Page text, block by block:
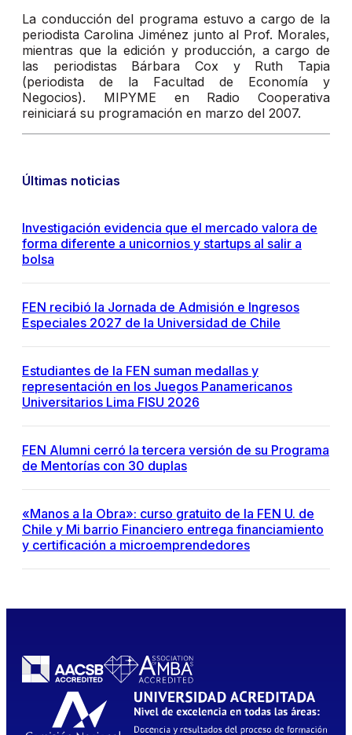
La conducción del programa estuvo a cargo de la
periodista Carolina Jiménez junto al Prof. Morales,
mientras que la edición y producción, a cargo de
las periodistas Bárbara Cox y Ruth Tapia
(periodista de la Facultad de Economía y
Negocios). MIPYME en Radio Cooperativa
reiniciará su programación en marzo del 2007.
Últimas noticias
Investigación evidencia que el mercado valora de
forma diferente a unicornios y startups al salir a
bolsa
FEN recibió la Jornada de Admisión e Ingresos
Especiales 2027 de la Universidad de Chile
Estudiantes de la FEN suman medallas y
representación en los Juegos Panamericanos
Universitarios Lima FISU 2026
FEN Alumni cerró la tercera versión de su Programa
de Mentorías con 30 duplas
«Manos a la Obra»: curso gratuito de la FEN U. de
Chile y Mi barrio Financiero entrega financiamiento
y certificación a microemprendedores